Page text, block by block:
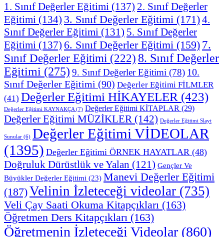
1. Sınıf Değerler Eğitimi (137) 2. Sınıf Değerler
Eğitimi (134) 3. Sınıf Değerler Eğitimi (171)4.
Sınıf Değerler Eğitimi (131) 5. Sınıf Değerler
Eğitimi (137) 6. Sınıf Değerler Eğitimi (159) 7.
Sınıf Değerler Eğitimi (222) 8. Sınıf Değerler
Eğitimi (275) 9. Sınıf Değerler Eğitimi (78) 10.
Sınıf Değerler Eğitimi (90) Değerler Eğitimi FİLMLER
(41) Değerler Eğitimi HİKAYELER (423)
Değerler Eğitimi KAYNAKÇA (7) Değerler Eğitimi KİTAPLAR (29)
Değerler Eğitimi MÜZİKLER (142) Değerler Eğitimi Slayt
Sunular (6) Değerler Eğitimi VİDEOLAR
(1395) Değerler Eğitimi ÖRNEK HAYATLAR (48)
Doğruluk Dürüstlük ve Yalan (121) Gençler Ve
Büyükler Değerler Eğitimi (23) Manevi Değerler Eğitimi
(187)Velinin İzleteceği videolar (735)
Veli Çay Saati Okuma Kitapçıkları (163)
Öğretmen Ders Kitapçıkları (163)
Öğretmenin İzleteceği Videolar (860)